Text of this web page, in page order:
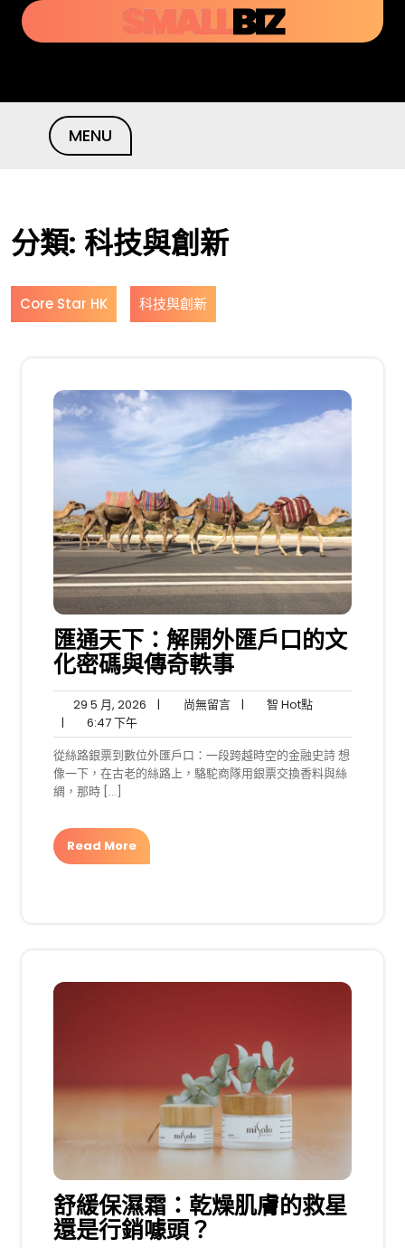
content
MENU
分類: 科技與創新
Core Star HK 科技與創新
匯通天下：解開外匯戶口的文
化密碼與傳奇軼事
29 5 月, 2026 29
月,
2026
| 尚無留言尚
留
言
| 智 Hot點智
點
| 6:47 下午6:47
下
午
從絲路銀票到數位外匯戶口：一段跨越時空的金融史詩 想
像一下，在古老的絲路上，駱駝商隊用銀票交換香料與絲
綢，那時 […]
Read More
舒緩保濕霜：乾燥肌膚的救星
還是行銷噱頭？